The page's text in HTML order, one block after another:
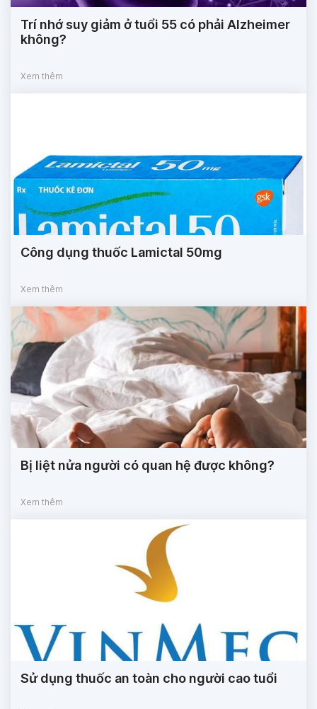
Trí nhớ suy giảm ở tuổi 55 có phải Alzheimer
không?
Xem thêm
Công dụng thuốc Lamictal 50mg
Xem thêm
Bị liệt nửa người có quan hệ được không?
Xem thêm
Sử dụng thuốc an toàn cho người cao tuổi